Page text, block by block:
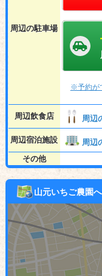
周辺の駐車場
※予約が
周辺飲食店 周辺
周辺宿泊施設
周辺
その他
山元いちご農園